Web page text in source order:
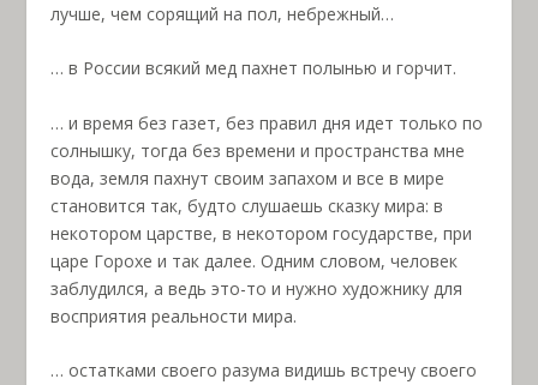
лучше, чем сорящий на пол, небрежный…
… в России всякий мед пахнет полынью и горчит.
… и время без газет, без правил дня идет только по
солнышку, тогда без времени и пространства мне
вода, земля пахнут своим запахом и все в мире
становится так, будто слушаешь сказку мира: в
некотором царстве, в некотором государстве, при
царе Горохе и так далее. Одним словом, человек
заблудился, а ведь это-то и нужно художнику для
восприятия реальности мира.
… остатками своего разума видишь встречу своего